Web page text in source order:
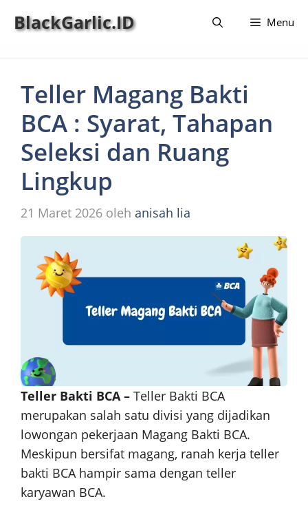
BlackGarlic.ID Menu
Teller Magang Bakti
BCA : Syarat, Tahapan
Seleksi dan Ruang
Lingkup
21 Maret 2026 oleh anisah lia
Teller Bakti BCA – Teller Bakti BCA
merupakan salah satu divisi yang dijadikan
lowongan pekerjaan Magang Bakti BCA.
Meskipun bersifat magang, ranah kerja teller
bakti BCA hampir sama dengan teller
karyawan BCA.